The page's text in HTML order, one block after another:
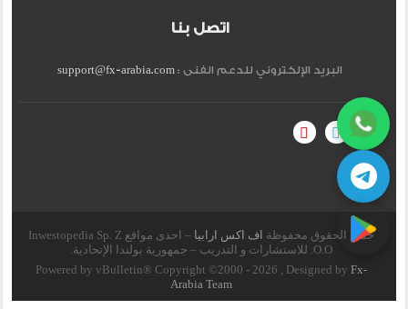
اتصل بنا
البريد الإلكتروني للدعم الفنى :support@fx-arabia.com
جميع الحقوق محفوظة اف اكس ارابيا
– احدى مواقع Inwestopedia Sp. Z
O.O. للاستشارات و التدريب – جمهورية بولندا الإتحادية.
Powered by vBulletin® Copyright ©2000 - 2026 , Designed byFx-
Arabia Team